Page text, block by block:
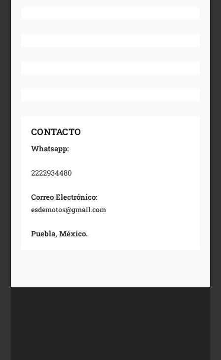
CONTACTO
Whatsapp:
2222934480
Correo Electrónico:
esdemotos@gmail.com
Puebla, México.